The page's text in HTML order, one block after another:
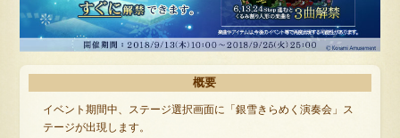
概要
イベント期間中、ステージ選択画面に「銀雪きらめく演奏会」ス
テージが出現します。